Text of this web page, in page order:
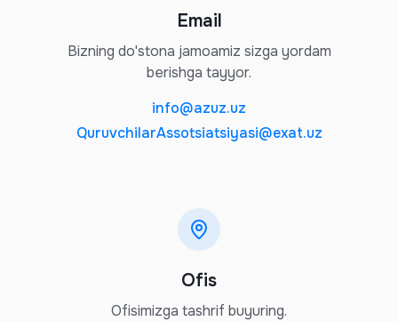
Email
Bizning do'stona jamoamiz sizga yordam
berishga tayyor.
info@azuz.uz
QuruvchilarAssotsiatsiyasi@exat.uz
Ofis
Ofisimizga tashrif buyuring.